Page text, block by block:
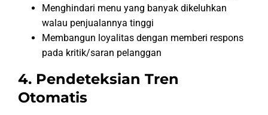
Menghindari menu yang banyak dikeluhkan
walau penjualannya tinggi
Membangun loyalitas dengan memberi respons
pada kritik/saran pelanggan
4. Pendeteksian Tren
Otomatis